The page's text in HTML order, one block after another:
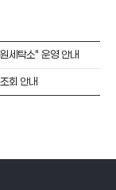
세탁소" 운영 안내
회 안내